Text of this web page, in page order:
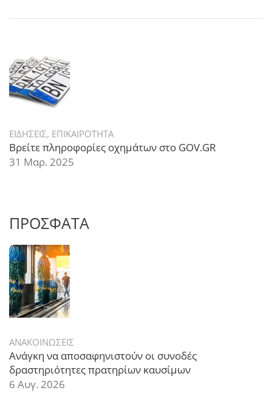
ΕΙΔΗΣΕΙΣ, ΕΠΙΚΑΙΡΟΤΗΤΑ
Βρείτε πληροφορίες οχημάτων στο GOV.GR
31 Μαρ. 2025
ΠΡΟΣΦΑΤΑ
ΑΝΑΚΟΙΝΩΣΕΙΣ
Ανάγκη να αποσαφηνιστούν οι συνοδές
δραστηριότητες πρατηρίων καυσίμων
6 Αυγ. 2026